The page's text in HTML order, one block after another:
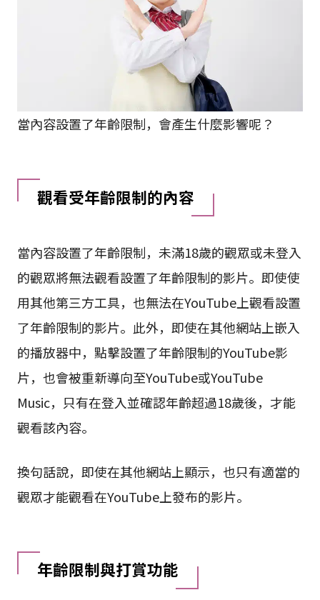
當內容設置了年齡限制，會產生什麼影響呢？
觀看受年齡限制的內容
當內容設置了年齡限制，未滿18歲的觀眾或未登入
的觀眾將無法觀看設置了年齡限制的影片。即使使
用其他第三方工具，也無法在YouTube上觀看設置
了年齡限制的影片。此外，即使在其他網站上嵌入
的播放器中，點擊設置了年齡限制的YouTube影
片，也會被重新導向至YouTube或YouTube
Music，只有在登入並確認年齡超過18歲後，才能
觀看該內容。
換句話說，即使在其他網站上顯示，也只有適當的
觀眾才能觀看在YouTube上發布的影片。
年齡限制與打賞功能